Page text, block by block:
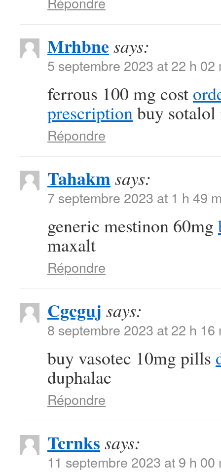
Mrhbne says:
5 septembre 2023 at 22 h 02
ferrous 100 mg cost
prescriptionbuy
Répondre
Tahakmsays:
7 septembre 2023 at 1 h 49
generic mestinon 60mg
maxalt
Répondre
Cgcguj says:
8 septembre 2023 at 22 h 16
buy vasotec 10mg pills
duphalac
Répondre
Tcrnks says:
11 septembre 2023 at 9 h 00